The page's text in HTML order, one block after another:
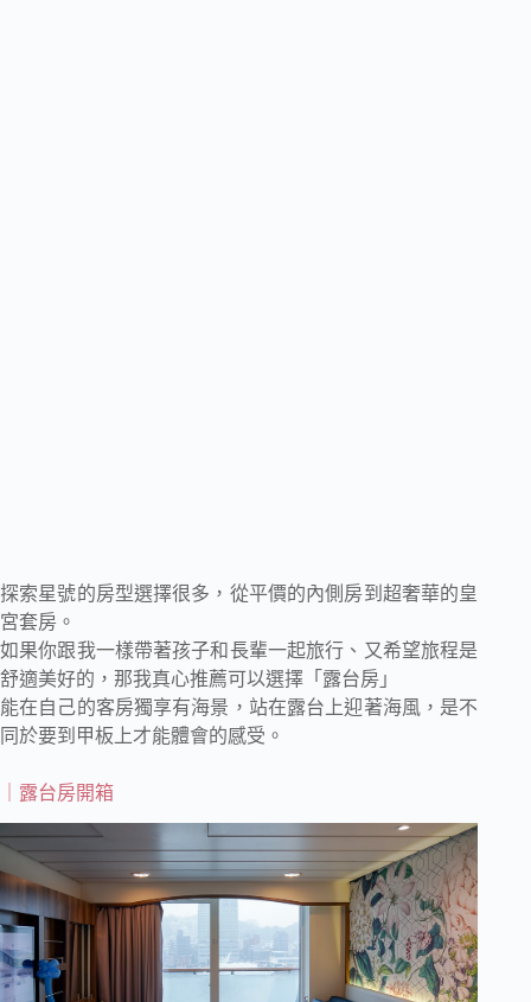
探索星號的房型選擇很多，從平價的內側房到超奢華的皇
宮套房。
如果你跟我一樣帶著孩子和長輩一起旅行、又希望旅程是
舒適美好的，那我真心推薦可以選擇「露台房」
能在自己的客房獨享有海景，站在露台上迎著海風，是不
同於要到甲板上才能體會的感受。
｜露台房開箱